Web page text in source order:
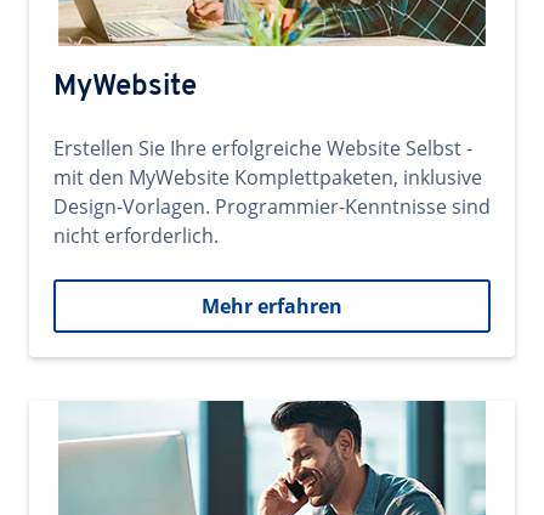
MyWebsite
Erstellen Sie Ihre erfolgreiche Website Selbst -
mit den MyWebsite Komplettpaketen, inklusive
Design-Vorlagen. Programmier-Kenntnisse sind
nicht erforderlich.
Mehr erfahren